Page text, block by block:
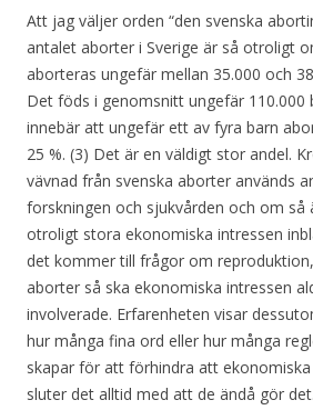
Att jag väljer orden “den svenska
antalet aborter i Sverige är så otroligt
aborteras ungefär mellan 35.000 och
Det föds i genomsnitt ungefär 110.000
innebär att ungefär ett av fyra barn
25 %. (3) Det är en väldigt stor andel.
vävnad från svenska aborter används
forskningen och sjukvården och om så
otroligt stora ekonomiska intressen
det kommer till frågor om
aborter så ska ekonomiska intressen
involverade. Erfarenheten visar
hur många fina ord eller hur många
skapar för att förhindra att
sluter det alltid med att de ändå gör